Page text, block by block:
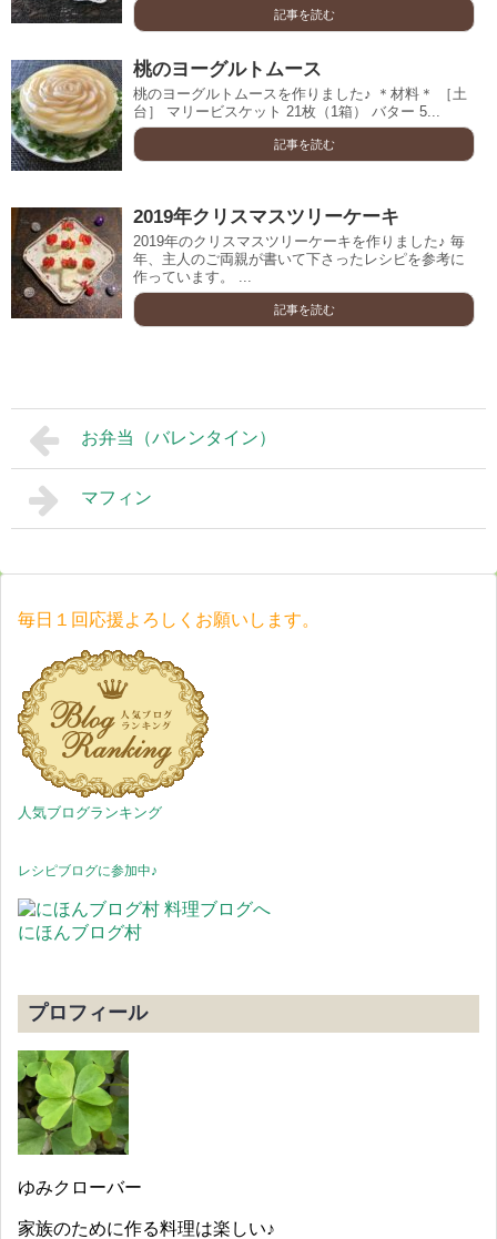
記事を読む
桃のヨーグルトムース
桃のヨーグルトムースを作りました♪ ＊材料＊ ［土
台］ マリービスケット 21枚（1箱） バター 5...
記事を読む
2019年クリスマスツリーケーキ
2019年のクリスマスツリーケーキを作りました♪ 毎
年、主人のご両親が書いて下さったレシピを参考に
作っています。 ...
記事を読む
お弁当（バレンタイン）
マフィン
毎日１回応援よろしくお願いします。
人気ブログランキング
レシピブログに参加中♪
にほんブログ村
プロフィール
ゆみクローバー
家族のために作る料理は楽しい♪